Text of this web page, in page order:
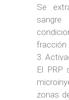
Se
fracción
El PRP
zonas